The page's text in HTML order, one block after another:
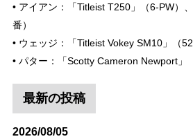
• アイアン：「Titleist T250」（6-PW）
番）
• ウェッジ：「Titleist Vokey SM10」（
• パター：「Scotty Cameron Newport」
最新の投稿
2026/08/05